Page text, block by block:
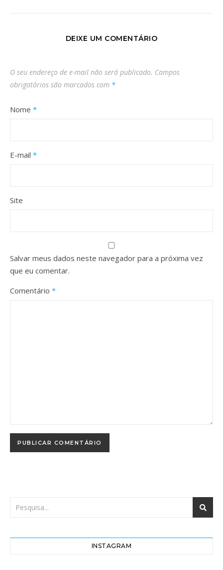
DEIXE UM COMENTÁRIO
O seu endereço de e-mail não será publicado. Campos
obrigatórios são marcados com *
Nome *
E-mail *
Site
Salvar meus dados neste navegador para a próxima vez
que eu comentar.
Comentário *
INSTAGRAM